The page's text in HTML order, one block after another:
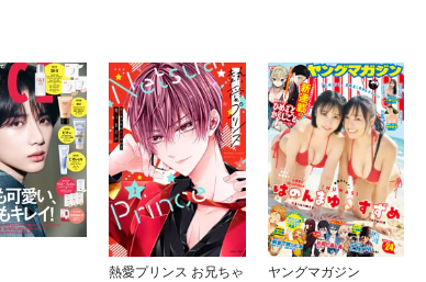
熱愛プリンス お兄ちゃ
ヤングマガジン